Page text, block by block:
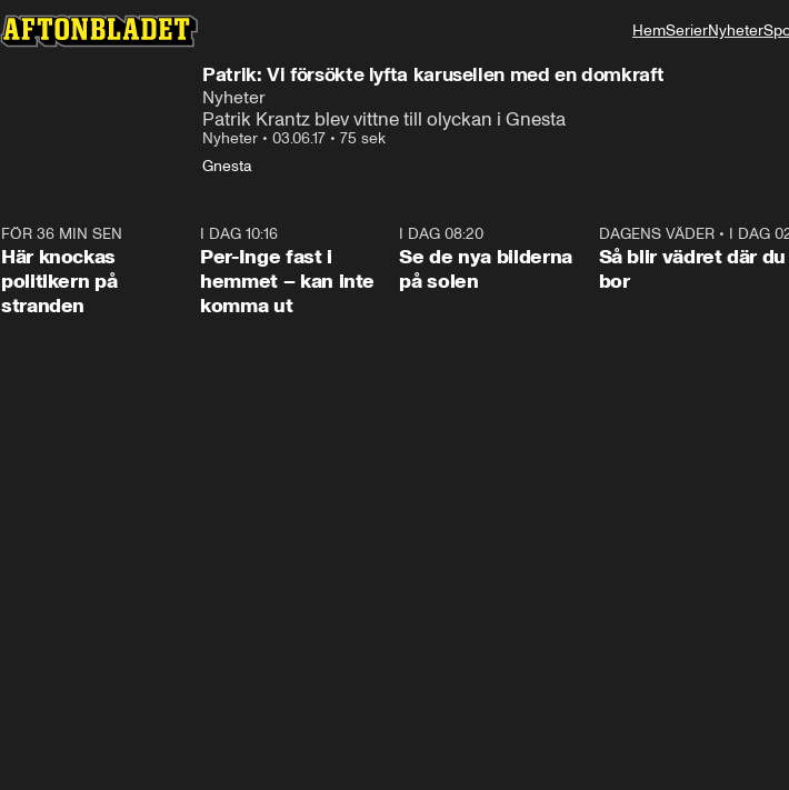
HemSerierNyheter
Patrik: Vi försökte lyfta karusellen med en domkraft
Nyheter
Patrik Krantz blev vittne till olyckan i Gnesta
Nyheter • 03.06.17 • 75 sek
Gnesta
FÖR 36 MIN SEN
Här knockas
politikern på
stranden
I DAG 10:16
Per-Inge fast i
hemmet – kan inte
komma ut
I DAG 08:20
Se de nya bilderna
på solen
DAGENS VÄDER• I DAG
Så blir vädret där du
bor